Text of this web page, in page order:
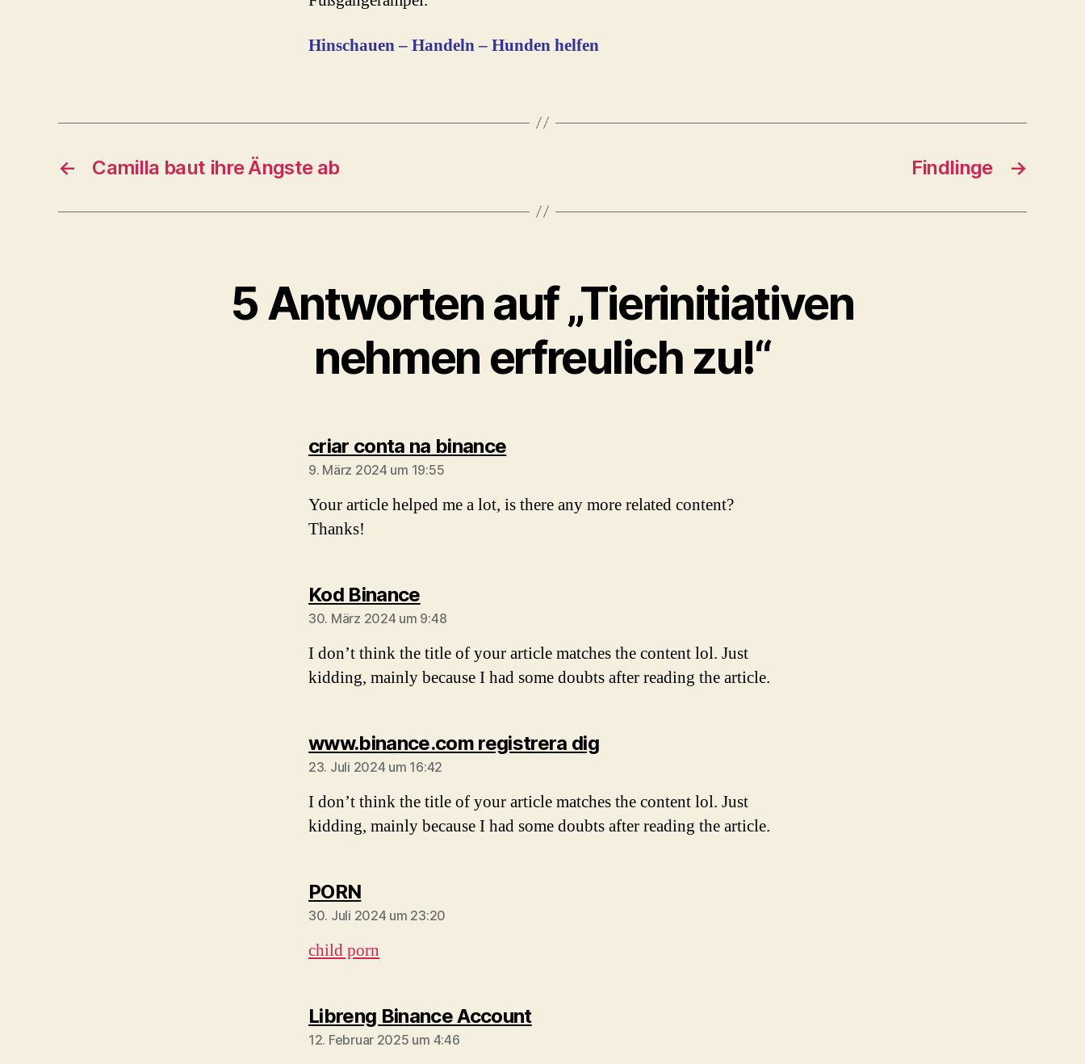
Hinschauen – Handeln – Hunden helfen
← Camilla baut ihre Ängste ab →
Findlinge
5 Antworten auf „Tierinitiativen
nehmen erfreulich zu!“
criar conta na binancesagt:
9. März 2024 um 19:55
Your article helped me a lot, is there any more related content?
Thanks!
Kod Binancesagt:
30. März 2024 um 9:48
I don’t think the title of your article matches the content lol. Just
kidding, mainly because I had some doubts after reading the article.
www.binance.com registrera digsagt:
23. Juli 2024 um 16:42
I don’t think the title of your article matches the content lol. Just
kidding, mainly because I had some doubts after reading the article.
PORNsagt:
30. Juli 2024 um 23:20
child porn
Libreng Binance Accountsagt:
12. Februar 2025 um 4:46